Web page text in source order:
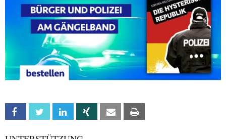
Facebook Twitter Linkedin Xing Email